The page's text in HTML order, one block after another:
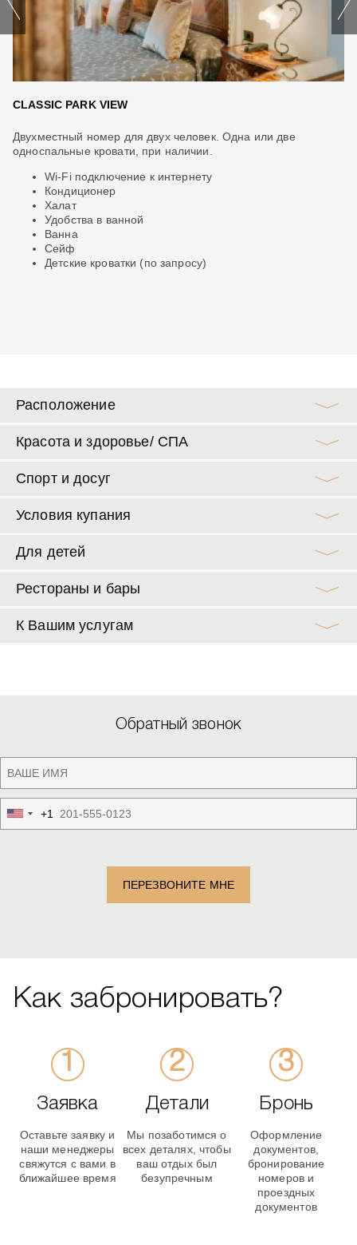
CLASSIC PARK VIEW
Двухместный номер для двух человек. Одна или две
односпальные кровати, при наличии.
Wi-Fi подключение к интернету
Кондиционер
Халат
Удобства в ванной
Ванна
Сейф
Детские кроватки (по запросу)
Расположение
Красота и здоровье/ СПА
Спорт и досуг
Условия купания
Для детей
Рестораны и бары
К Вашим услугам
Обратный звонок
United
States
+1
ПЕРЕЗВОНИТЕ МНЕ
Как забронировать?
Заявка
Оставьте заявку и
наши менеджеры
свяжутся с вами в
ближайшее время
Детали
Мы позаботимся о
всех деталях, чтобы
ваш отдых был
безупречным
Бронь
Оформление
документов,
бронирование
номеров и
проездных
документов